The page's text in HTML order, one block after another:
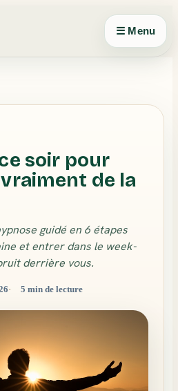
☰ Menu
soir pour
de la
guidé en 6 étapes
et entrer dans le week-
derrière vous.
5 min de lecture